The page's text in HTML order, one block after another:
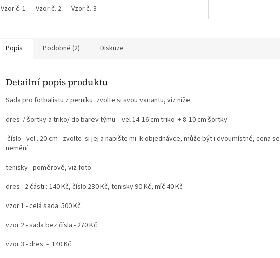
Vzor č. 1
Vzor č. 2 Vzor č. 3
Popis Podobné (2) Diskuze
Detailní popis produktu
Sada pro fotbalistu z perníku. zvolte si svou variantu, viz níže
dres / šortky a triko/ do barev týmu - vel 14-16 cm triko + 8-10 cm šortky
číslo - vel . 20 cm - zvolte si jej a napište mi k objednávce, může být i dvoumístné, cena se
nemění
tenisky - poměrově, viz foto
dres - 2 části : 140 Kč, číslo 230 Kč, tenisky 90 Kč, míč 40 Kč
vzor 1 - celá sada 500 Kč
vzor 2 - sada bez čísla - 270 Kč
vzor 3 - dres - 140 Kč